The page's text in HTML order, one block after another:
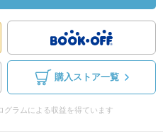
購入ストア一覧
グラムによる収益を得ています